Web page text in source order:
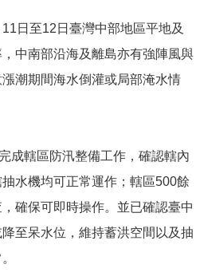
日至12日臺灣中部地區平地及
中南部沿海及離島亦有強陣風與
潮期間海水倒灌或局部淹水情
成轄區防汛整備工作，確認轄內
水機均可正常運作；轄區500餘
確保可即時操作。並已確認臺中
至呆水位，維持蓄洪空間以及抽